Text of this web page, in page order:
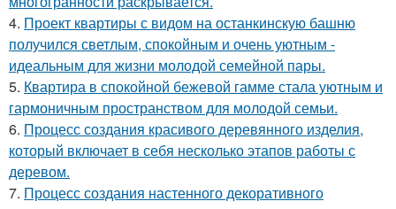
4. Проект квартиры с видом на останкинскую башню
получился светлым, спокойным и очень уютным -
идеальным для жизни молодой семейной пары.
5. Квартира в спокойной бежевой гамме стала уютным и
гармоничным пространством для молодой семьи.
6. Процесс создания красивого деревянного изделия,
который включает в себя несколько этапов работы с
деревом.
7. Процесс создания настенного декоративного